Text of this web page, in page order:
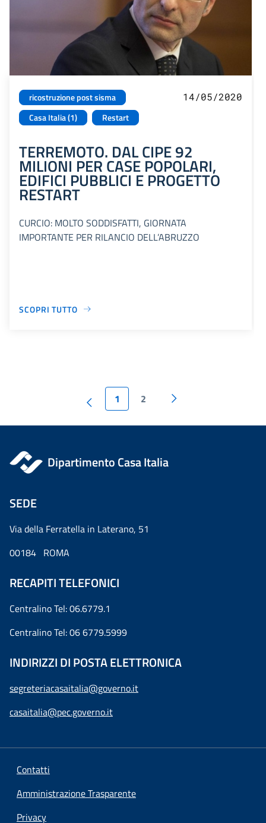
ricostruzione post sisma
Casa Italia (1)
Restart
14/05/2020
TERREMOTO. DAL CIPE 92
MILIONI PER CASE POPOLARI,
EDIFICI PUBBLICI E PROGETTO
RESTART
CURCIO: MOLTO SODDISFATTI, GIORNATA
IMPORTANTE PER RILANCIO DELL’ABRUZZO
SCOPRI TUTTO
1 2
Dipartimento Casa Italia
SEDE
Via della Ferratella in Laterano, 51
00184 ROMA
RECAPITI TELEFONICI
Centralino Tel: 06.6779.1
Centralino Tel: 06 6779.5999
INDIRIZZI DI POSTA ELETTRONICA
segreteriacasaitalia@governo.it
casaitalia@pec.governo.it
Contatti
Amministrazione Trasparente
Privacy